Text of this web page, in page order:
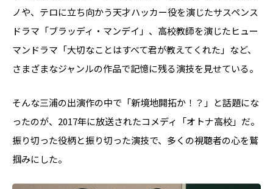
ノや、テロに立ち向かう天才ハッカー役を演じたサスペンス
ドラマ「ブラッディ・マンデイ」、高校教師を演じたヒュー
マンドラマ「大切なことはすべて君が教えてくれた」など、
さまざまなジャンルの作品で記憶に残る演技を見せている。
そんな三浦の出演作の中で「新境地開拓か！？」と話題にな
ったのが、2017年に放送されたコメディ「オトナ高校」だ。
振り切った役柄と振り切った演技で、多くの視聴者の心を鷲
掴みにした。